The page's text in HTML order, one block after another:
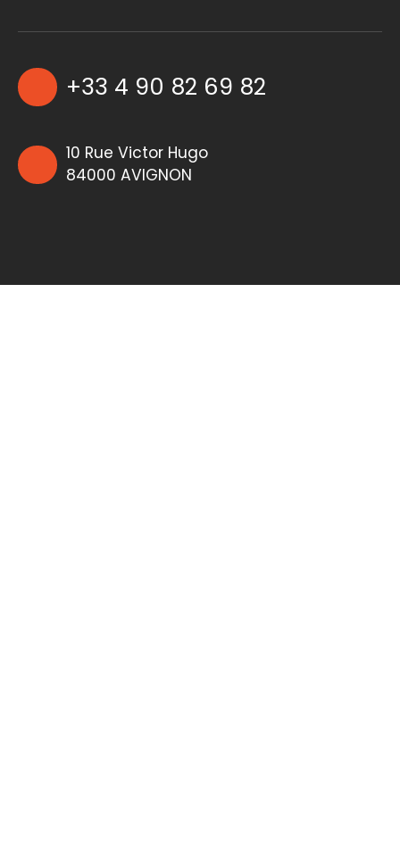
+33 4 90 82 69 82
10 Rue Victor Hugo
84000 AVIGNON